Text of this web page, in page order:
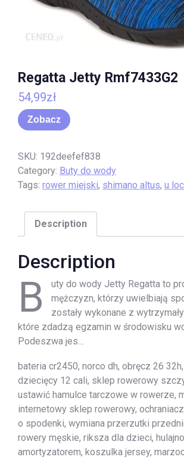
Regatta Jetty Rmf7433G2
54,99zł
Zobacz
SKU: 192deefef838
Category: Buty do wody
Tags: rower miejski, shimano altus, u
Description
Description
B
uty do wody Jetty Regatta to
mężczyzn, którzy uwielbiają
zostały wykonane z
które zdadzą egzamin w środowisku
Podeszwa jes…
bateria cr2450, norco dh, obręcz 26
dziecięcy 12 cali, sklep rowerowy
ustawić hamulce tarczowe w rowerze,
internetowy sklep rowerowy,
o spodenki, wymiana przerzutki
rowery męskie, riksza dla dzieci,
amortyzatorem, koszulka jersey,